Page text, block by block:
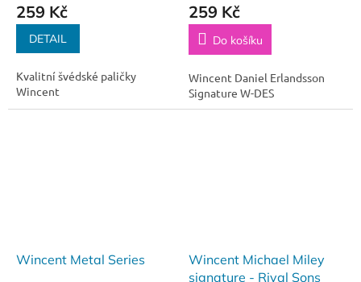
259 Kč
DETAIL
Kvalitní švédské paličky
Wincent
259 Kč
Do košíku
Wincent Daniel Erlandsson
Signature W-DES
Wincent Metal Series
Wincent Michael Miley
signature - Rival Sons